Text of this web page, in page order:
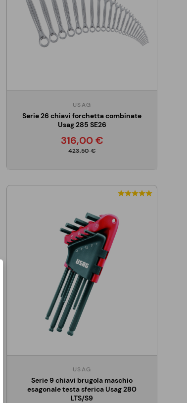
USAG
Serie 26 chiavi forchetta combinate
Usag 285 SE26
316,00 €
423,50 €
USAG
Serie 9 chiavi brugola maschio
esagonale testa sferica Usag 280
LTS/S9